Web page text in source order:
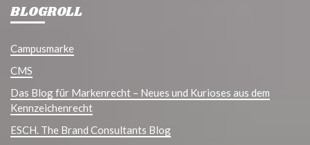
BLOGROLL
Campusmarke
CMS
Das Blog für Markenrecht – Neues und Kurioses aus dem
Kennzeichenrecht
ESCH. The Brand Consultants Blog